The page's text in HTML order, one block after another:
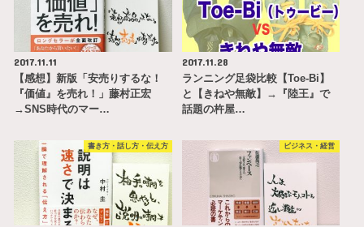
2017.11.11
【感想】新版「安売りするな！
『価値』を売れ！」藤村正宏
→SNS時代のマー…
2017.11.28
ランニング足袋比較【Toe-Bi】
と【きねや無敵】→『陸王』で
話題の杵屋…
書き方・話し方・伝え方 ビジネス・経営